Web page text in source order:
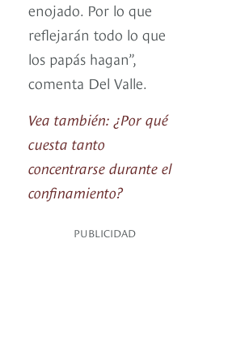
enojado. Por lo que
reflejarán todo lo que
los papás hagan”,
comenta Del Valle.
Vea también: ¿Por qué
cuesta tanto
concentrarse durante el
confinamiento?
PUBLICIDAD